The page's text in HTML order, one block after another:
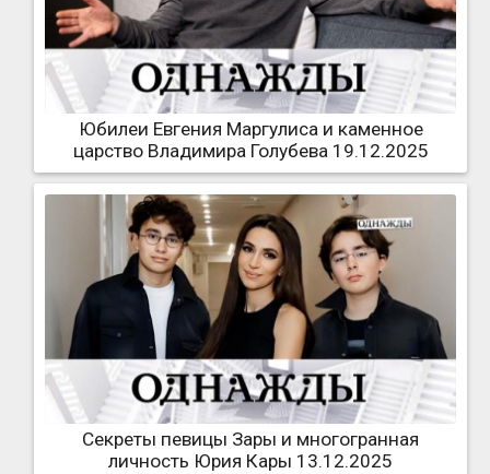
Юбилеи Евгения Маргулиса и каменное
царство Владимира Голубева 19.12.2025
Секреты певицы Зары и многогранная
личность Юрия Кары 13.12.2025